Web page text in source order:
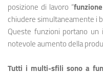
posizione di lavoro “
chiudere simultaneamente i
Queste funzioni portano
notevole aumento della
Tutti i multi-sfili sono a